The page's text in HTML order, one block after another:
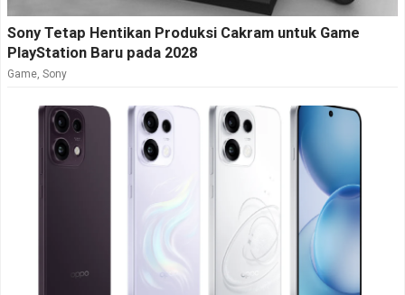
Sony Tetap Hentikan Produksi Cakram untuk Game
PlayStation Baru pada 2028
Game Sony